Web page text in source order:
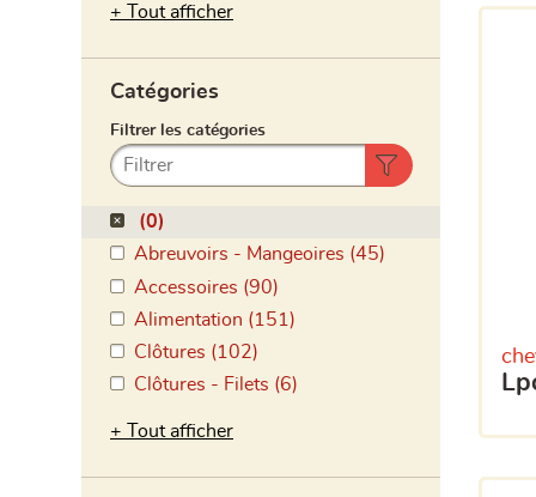
Tout afficher
Catégories
(0)
Abreuvoirs - Mangeoires (45)
Accessoires (90)
Alimentation (151)
Clôtures (102)
Clôtures - Filets (6)
Tout afficher